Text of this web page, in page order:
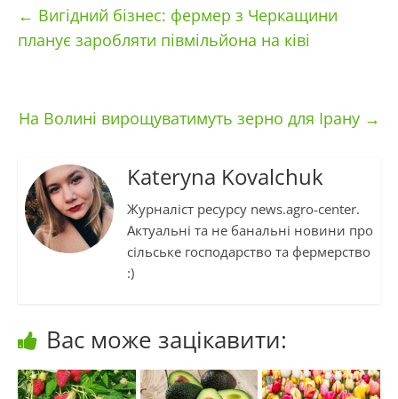
← Вигідний бізнес: фермер з Черкащини
планує заробляти півмільйона на ківі
На Волині вирощуватимуть зерно для Ірану →
Kateryna Kovalchuk
Журналіст ресурсу news.agro-center.
Актуальні та не банальні новини про
сільське господарство та фермерство
:)
Вас може зацікавити: